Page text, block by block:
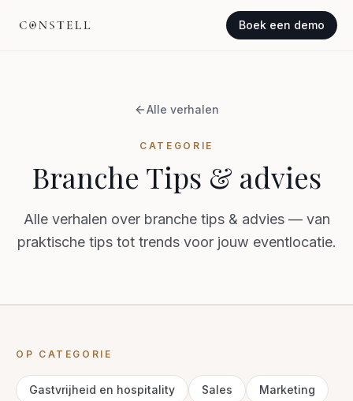
Boek een demo
Alle verhalen
CATEGORIE
Branche Tips & advies
Alle verhalen over branche tips & advies — van
praktische tips tot trends voor jouw eventlocatie.
OP CATEGORIE
Gastvrijheid en hospitality Sales Marketing